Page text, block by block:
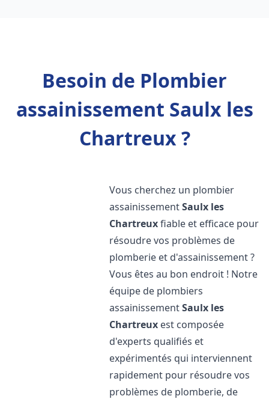
Besoin de Plombier
assainissement Saulx les
Chartreux ?
Vous cherchez un plombier
assainissementSaulx les
Chartreuxfiable et efficace pour
résoudre vos problèmes de
plomberie et d'assainissement ?
Vous êtes au bon endroit ! Notre
équipe de plombiers
assainissementSaulx les
Chartreux est composée
d'experts qualifiés et
expérimentés qui interviennent
rapidement pour résoudre vos
problèmes de plomberie, de